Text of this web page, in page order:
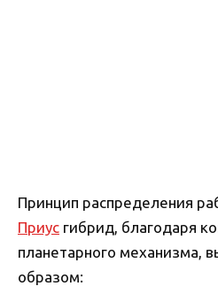
Принцип распределения
Приус гибрид, благодаря
планетарного механизма,
образом: